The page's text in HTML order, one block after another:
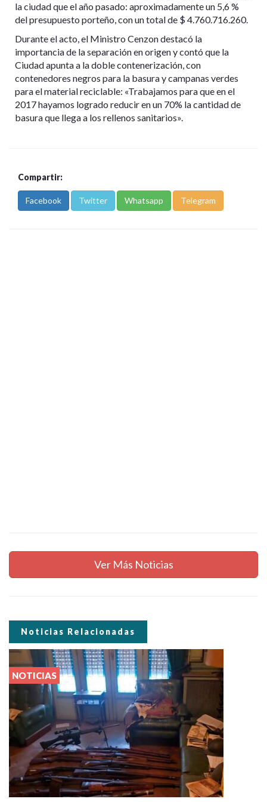
la ciudad que el año pasado: aproximadamente un 5,6 %
del presupuesto porteño, con un total de $ 4.760.716.260.
Durante el acto, el Ministro Cenzon destacó la
importancia de la separación en origen y contó que la
Ciudad apunta a la doble contenerización, con
contenedores negros para la basura y campanas verdes
para el material reciclable: «Trabajamos para que en el
2017 hayamos logrado reducir en un 70% la cantidad de
basura que llega a los rellenos sanitarios».
Compartir:
Facebook Twitter Whatsapp Telegram
Ver Más Noticias
Noticias Relacionadas
NOTICIAS